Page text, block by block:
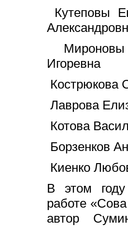
Кутеповы
Игоревна
Кострюкова
Лаврова
Котова
Борзенков
Киенко
В этом
работе
автор